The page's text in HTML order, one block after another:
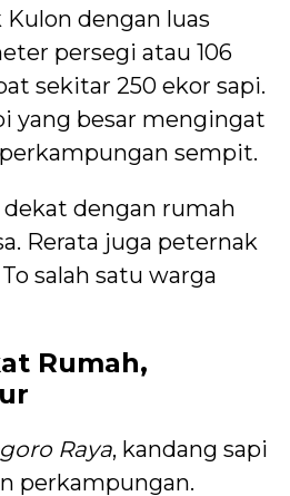
dengan luas
persegi atau 106
sekitar 250 ekor sapi.
yang besar mengingat
sempit.
dekat dengan rumah
Rerata juga peternak
salah satu warga
Rumah,
Raya, kandang sapi
perkampungan.